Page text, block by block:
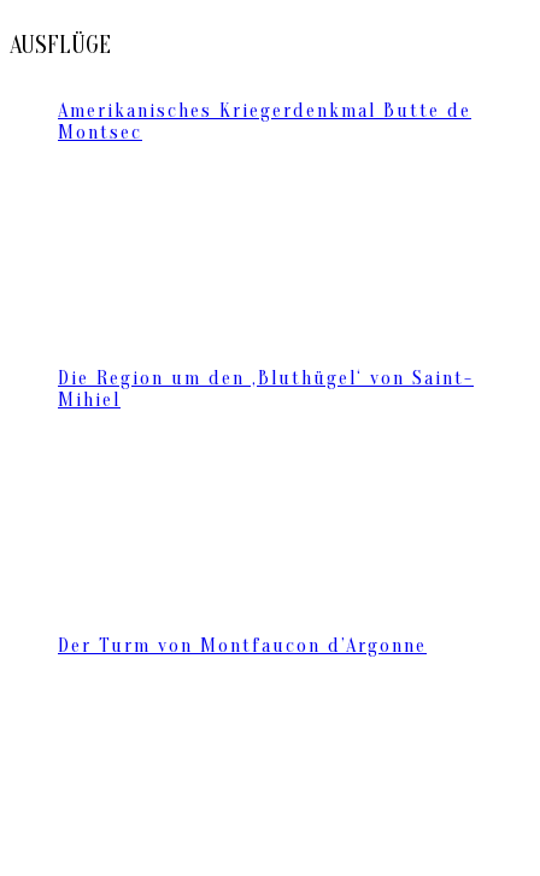
AUSFLÜGE
Amerikanisches Kriegerdenkmal Butte de
Montsec
Die Region um den ‚Bluthügel‘ von Saint-
Mihiel
Der Turm von Montfaucon d’Argonne